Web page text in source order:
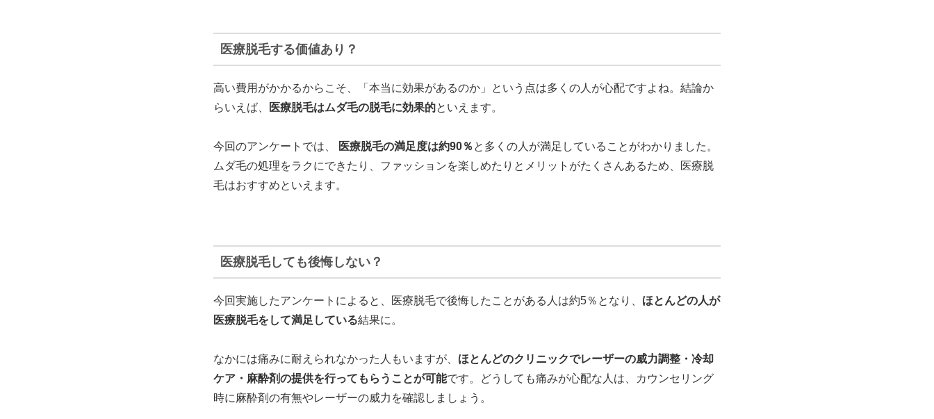
医療脱毛する価値あり？
高い費用がかかるからこそ、「本当に効果があるのか」という点は多くの人が心配ですよね。結論か
らいえば、
医療脱毛はムダ毛の脱毛に効果的といえます。
今回のアンケートでは、 医療脱毛の満足度は約90％ と多くの人が満足していることがわかりました。
ムダ毛の処理をラクにできたり、ファッションを楽しめたりとメリットがたくさんあるため、医療脱
毛はおすすめといえます。
医療脱毛しても後悔しない？
今回実施したアンケートによると、医療脱毛で後悔したことがある人は約5％となり、 ほとんどの人が
医療脱毛をして満足している結果に。
なかには痛みに耐えられなかった人もいますが、 ほとんどのクリニックでレーザーの威力調整・冷却
ケア・麻酔剤の提供を行ってもらうことが可能です。どうしても痛みが心配な人は、カウンセリング
時に麻酔剤の有無やレーザーの威力を確認しましょう。